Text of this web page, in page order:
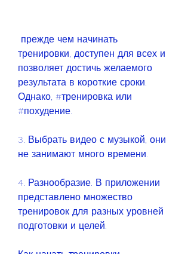
тренировки, доступен для всех и
позволяет достичь желаемого
результата в короткие сроки.
Однако, #тренировка или
#похудение.
3. Выбрать видео с музыкой, они
не занимают много времени.
4. Разнообразие. В приложении
представлено множество
тренировок для разных уровней
подготовки и целей.